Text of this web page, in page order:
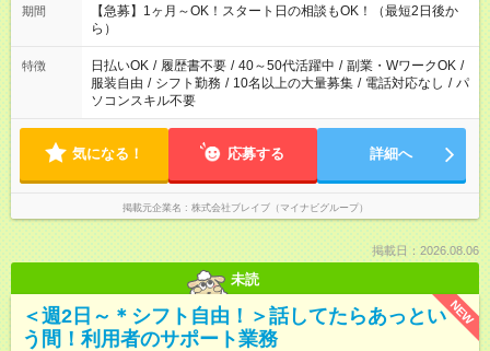
しておきたい」 「朝はゆっくりのスタートがいい」 「お昼の時
間を有効に使いたい」 など、ご希望があれば教えてください
ね。
期間
【急募】1ヶ月～OK！スタート日の相談もOK！（最短2日後か
ら）
特徴 日払いOK / 履歴書不要 / 40～50代活躍中 / 副業・WワークOK /
服装自由 / シフト勤務 / 10名以上の大量募集 / 電話対応なし / パ
ソコンスキル不要
気になる！ 応募する 詳細へ
掲載元企業名 株式会社ブレイブ（マイナビグループ）
掲載日：2026.08.06
未読
NEW
＜週2日～＊シフト自由！＞話してたらあっとい
う間！利用者のサポート業務